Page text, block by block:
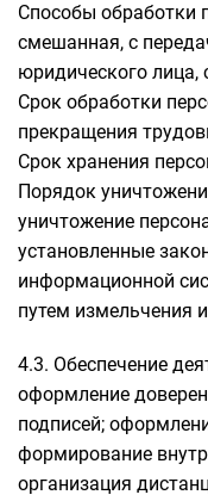
Способы обработки
смешанная, с
юридического лица,
Срок обработки
прекращения
Срок хранения
Порядок
уничтожение
установленные
информационной
путем измельчения
4.3. Обеспечение
оформление
подписей;
формирование
организация